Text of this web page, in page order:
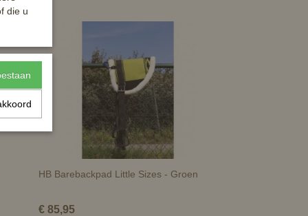
HB Barebackpad Little Sizes - Groen
€ 85,95
die u